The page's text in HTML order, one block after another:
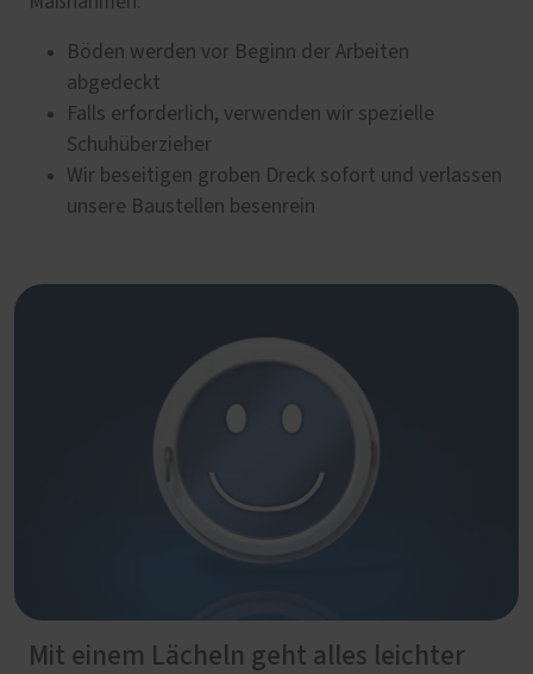
Böden werden vor Beginn der Arbeiten
abgedeckt
Falls erforderlich, verwenden wir spezielle
Schuhüberzieher
Wir beseitigen groben Dreck sofort und verlassen
unsere Baustellen besenrein
Mit einem Lächeln geht alles leichter